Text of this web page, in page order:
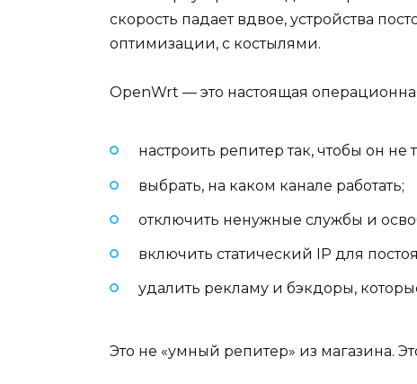
скорость падает вдвое, устройства
оптимизации, с костылями.
OpenWrt — это настоящая
настроить репитер так, чтобы он не
выбрать, на каком канале работать;
отключить ненужные службы и
включить статический IP для
удалить рекламу и бэкдоры,
Это не «умный репитер» из магазина.